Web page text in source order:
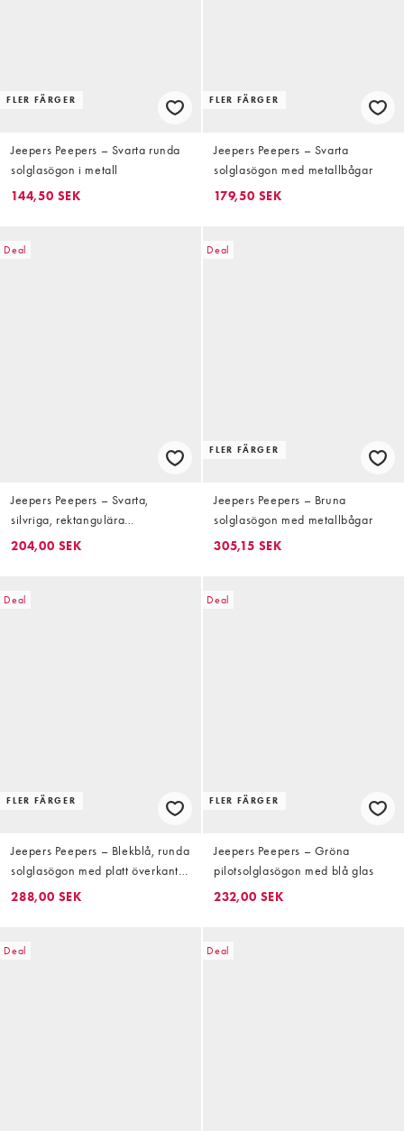
FLER FÄRGER
Jeepers Peepers – Svarta runda
solglasögon i metall
144,50 SEK
FLER FÄRGER
Jeepers Peepers – Svarta
solglasögon med metallbågar
179,50 SEK
Deal
Jeepers Peepers – Svarta,
silvriga, rektangulära
solglasögon i metall
204,00 SEK
Deal
FLER FÄRGER
Jeepers Peepers – Bruna
solglasögon med metallbågar
305,15 SEK
Deal
FLER FÄRGER
Jeepers Peepers – Blekblå, runda
solglasögon med platt överkant
och bruna glas
288,00 SEK
Deal
FLER FÄRGER
Jeepers Peepers – Gröna
pilotsolglasögon med blå glas
232,00 SEK
Deal Deal